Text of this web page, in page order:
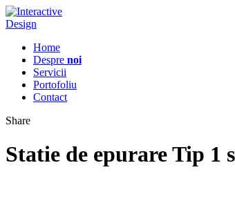
Home
Despre noi
Servicii
Portofoliu
Contact
Share
Statie de epurare Tip 1